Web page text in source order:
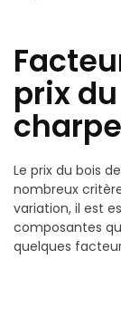
prix
Le prix du bois
nombreux
variation, il est
composantes
quelques